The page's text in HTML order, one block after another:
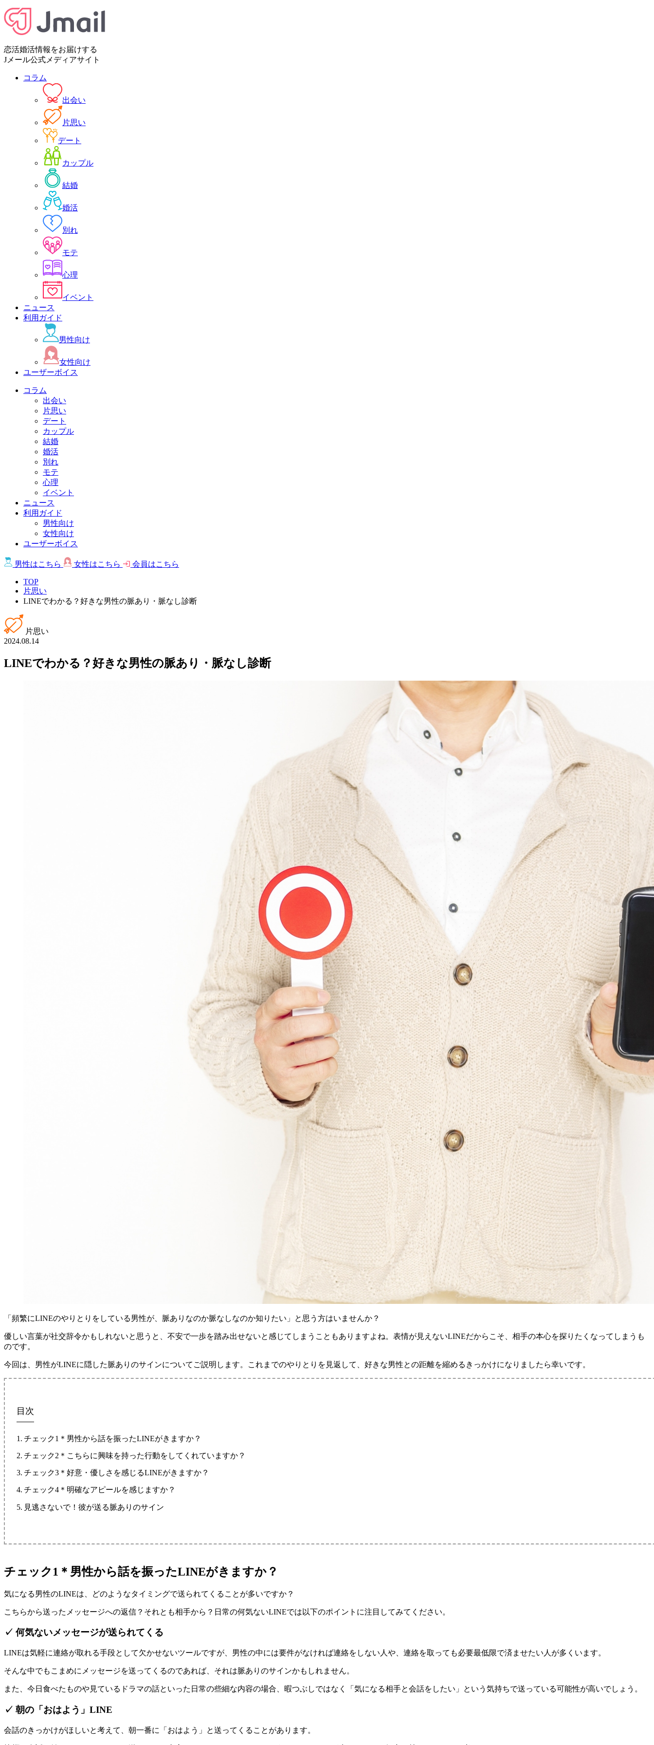
恋活婚活情報をお届けする
Jメール公式メディアサイト
コラム
出会い
片思い
デート
カップル
結婚
婚活
別れ
モテ
心理
イベント
ニュース
利用ガイド
男性向け
女性向け
ユーザーボイス
コラム
出会い
片思い
デート
カップル
結婚
婚活
別れ
モテ
心理
イベント
ニュース
利用ガイド
男性向け
女性向け
ユーザーボイス
男性はこちら 女性はこちら 会員はこちら
TOP
片思い
LINEでわかる？好きな男性の脈あり・脈なし診断
片思い
2024.08.14
LINEでわかる？好きな男性の脈あり・脈なし診断
「頻繁にLINEのやりとりをしている男性が、脈ありなのか脈なしなのか知りたい」と思う方はいませんか？
優しい言葉が社交辞令かもしれないと思うと、不安で一歩を踏み出せないと感じてしまうこともありますよね。表情が見えないLINEだからこそ、相手の本心を探りたくなってしまうも
のです。
今回は、男性がLINEに隠した脈ありのサインについてご説明します。これまでのやりとりを見返して、好きな男性との距離を縮めるきっかけになりましたら幸いです。
目次
チェック1＊男性から話を振ったLINEがきますか？
チェック2＊こちらに興味を持った行動をしてくれていますか？
チェック3＊好意・優しさを感じるLINEがきますか？
チェック4＊明確なアピールを感じますか？
見逃さないで！彼が送る脈ありのサイン
チェック1＊男性から話を振ったLINEがきますか？
気になる男性のLINEは、どのようなタイミングで送られてくることが多いですか？
こちらから送ったメッセージへの返信？それとも相手から？日常の何気ないLINEでは以下のポイントに注目してみてください。
✓ 何気ないメッセージが送られてくる
LINEは気軽に連絡が取れる手段として欠かせないツールですが、男性の中には要件がなければ連絡をしない人や、連絡を取っても必要最低限で済ませたい人が多くいます。
そんな中でもこまめにメッセージを送ってくるのであれば、それは脈ありのサインかもしれません。
また、今日食べたものや見ているドラマの話といった日常の些細な内容の場合、暇つぶしではなく「気になる相手と会話をしたい」という気持ちで送っている可能性が高いでしょう。
✓ 朝の「おはよう」LINE
会話のきっかけがほしいと考えて、朝一番に「おはよう」と送ってくることがあります。